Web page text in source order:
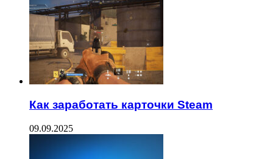
Как заработать карточки Steam
09.09.2025